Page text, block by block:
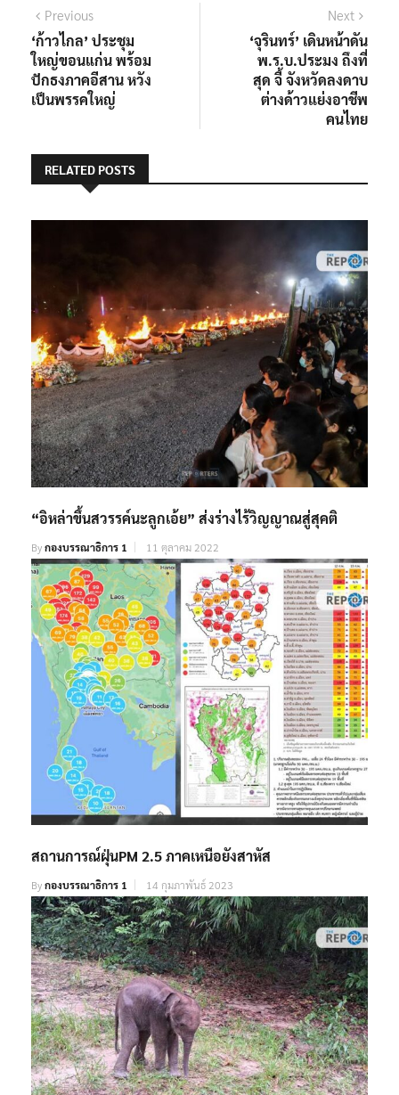
แนะแนว
เรื่อง
PreviousPrevious
post:
‘ก้าวไกล’ ประชุม
ใหญ่ขอนแก่น พร้อม
ปักธงภาคอีสาน หวัง
เป็นพรรคใหญ่
Next
post:
‘จุรินทร์’ เดินหน้าดัน
พ.ร.บ.ประมง ถึงที่
สุด จี้ จังหวัดลงดาบ
ต่างด้าวแย่งอาชีพ
คนไทย
RELATED POSTS
“อิหล่าขึ้นสวรรค์นะลูกเอ้ย” ส่งร่างไร้วิญญาณสู่สุคติ
Byกองบรรณาธิการ 1 11 ตุลาคม 2022
สถานการณ์ฝุ่นPM 2.5 ภาคเหนือยังสาหัส
Byกองบรรณาธิการ 1 14 กุมภาพันธ์ 2023